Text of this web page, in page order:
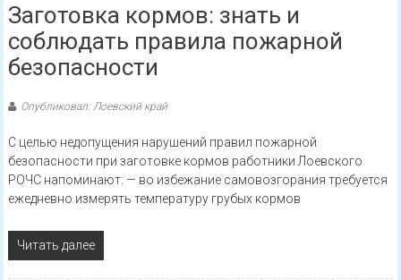
Заготовка кормов: знать и
соблюдать правила пожарной
безопасности
Опубликовал: Лоевский край
С целью недопущения нарушений правил пожарной
безопасности при заготовке кормов работники Лоевского
РОЧС напоминают: — во избежание самовозгорания требуется
ежедневно измерять температуру грубых кормов
Читать далее